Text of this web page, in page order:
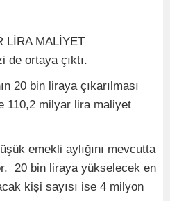
LİRA MALİYET
de ortaya çıktı.
20 bin liraya çıkarılması
110,2 milyar lira maliyet
emekli aylığını mevcutta
20 bin liraya yükselecek en
kişi sayısı ise 4 milyon